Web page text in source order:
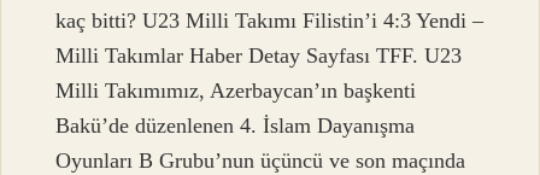
kaç bitti? U23 Milli Takımı Filistin’i 4:3 Yendi –
Milli Takımlar Haber Detay Sayfası TFF. U23
Milli Takımımız, Azerbaycan’ın başkenti
Bakü’de düzenlenen 4. İslam Dayanışma
Oyunları B Grubu’nun üçüncü ve son maçında